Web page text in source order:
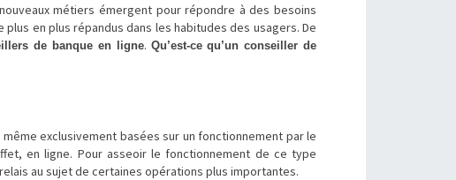
métiers émergent pour répondre à des besoins
en plus répandus dans les habitudes des usagers. De
de banque en ligne. Qu’est-ce qu’un conseiller de
exclusivement basées sur un fonctionnement par le
en ligne. Pour asseoir le fonctionnement de ce type
au sujet de certaines opérations plus importantes.